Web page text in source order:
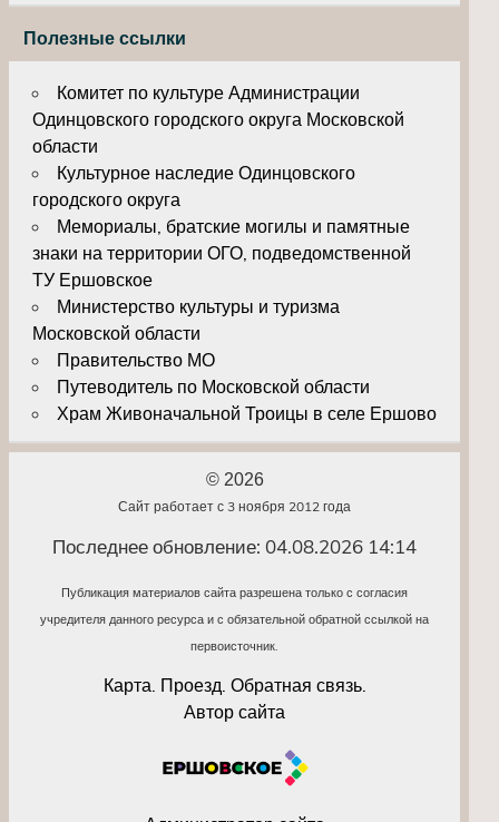
Полезные ссылки
Комитет по культуре Администрации
Одинцовского городского округа Московской
области
Культурное наследие Одинцовского
городского округа
Мемориалы, братские могилы и памятные
знаки на территории ОГО, подведомственной
ТУ Ершовское
Министерство культуры и туризма
Московской области
Правительство МО
Путеводитель по Московской области
Храм Живоначальной Троицы в селе Ершово
© 2026
Сайт работает с 3 ноября 2012 года
Последнее обновление: 04.08.2026 14:14
Публикация материалов сайта разрешена только с согласия
учредителя данного ресурса и с обязательной обратной ссылкой на
первоисточник.
Карта. Проезд. Обратная связь.
Автор сайта